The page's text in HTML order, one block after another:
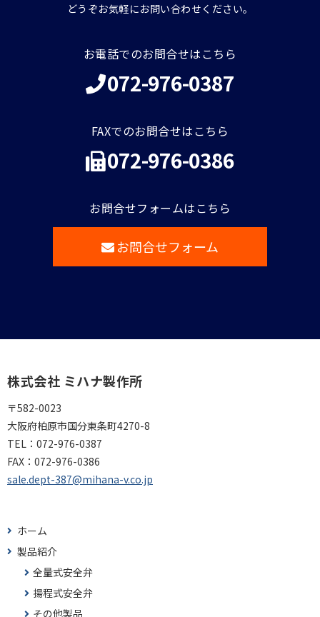
どうぞお気軽にお問い合わせください。
お電話でのお問合せはこちら
072-976-0387
FAXでのお問合せはこちら
072-976-0386
お問合せフォームはこちら
お問合せフォーム
株式会社 ミハナ製作所
〒582-0023
大阪府柏原市国分東条町4270-8
TEL： 072-976-0387
FAX： 072-976-0386
sale.dept-387@mihana-v.co.jp
ホーム
製品紹介
全量式安全弁
揚程式安全弁
その他製品